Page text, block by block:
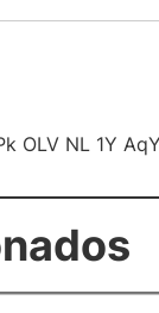
OLV NL 1Y